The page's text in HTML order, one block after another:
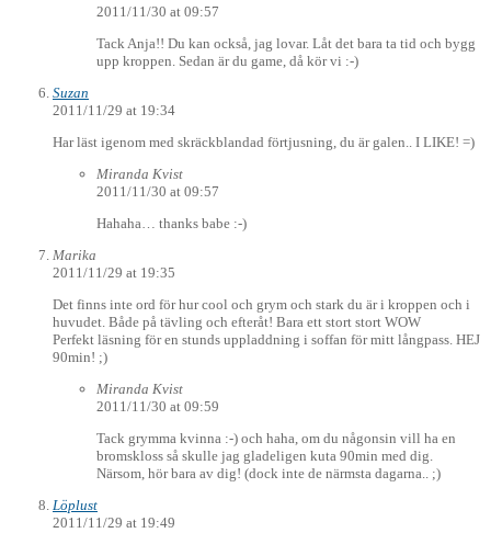
2011/11/30 at 09:57
Tack Anja!! Du kan också, jag lovar. Låt det bara ta tid och bygg
upp kroppen. Sedan är du game, då kör vi :-)
Suzan
2011/11/29 at 19:34
Har läst igenom med skräckblandad förtjusning, du är galen.. I LIKE! =)
Miranda Kvist
2011/11/30 at 09:57
Hahaha… thanks babe :-)
Marika
2011/11/29 at 19:35
Det finns inte ord för hur cool och grym och stark du är i kroppen och i
huvudet. Både på tävling och efteråt! Bara ett stort stort WOW
Perfekt läsning för en stunds uppladdning i soffan för mitt långpass. HEJ
90min! ;)
Miranda Kvist
2011/11/30 at 09:59
Tack grymma kvinna :-) och haha, om du någonsin vill ha en
bromskloss så skulle jag gladeligen kuta 90min med dig.
Närsom, hör bara av dig! (dock inte de närmsta dagarna.. ;)
Löplust
2011/11/29 at 19:49